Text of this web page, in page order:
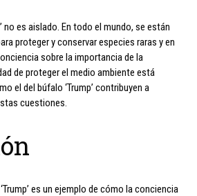
no es aislado. En todo el mundo, se están
proteger y conservar especies raras y en
sobre la importancia de la
de proteger el medio ambiente está
el del búfalo ‘Trump’ contribuyen a
cuestiones.
es un ejemplo de cómo la conciencia